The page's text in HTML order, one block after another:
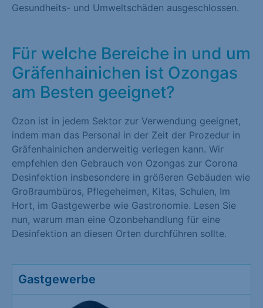
Gesundheits- und Umweltschäden ausgeschlossen.
Für welche Bereiche in und um
Gräfenhainichen ist Ozongas
am Besten geeignet?
Ozon ist in jedem Sektor zur Verwendung geeignet,
indem man das Personal in der Zeit der Prozedur in
Gräfenhainichen anderweitig verlegen kann. Wir
empfehlen den Gebrauch von Ozongas zur Corona
Desinfektion insbesondere in größeren Gebäuden wie
Großraumbüros, Pflegeheimen, Kitas, Schulen, Im
Hort, im Gastgewerbe wie Gastronomie. Lesen Sie
nun, warum man eine Ozonbehandlung für eine
Desinfektion an diesen Orten durchführen sollte.
Gastgewerbe